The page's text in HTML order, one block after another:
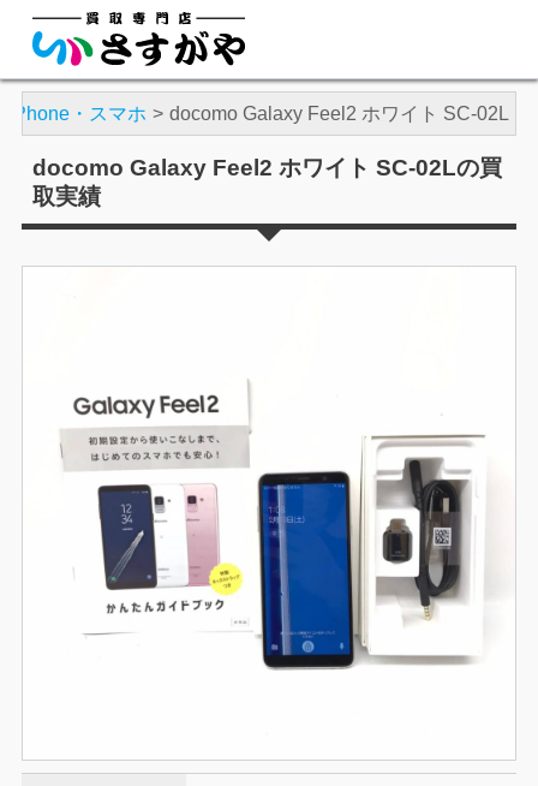
iPhone・スマホ docomo Galaxy Feel2 ホワイト SC-02L
docomo Galaxy Feel2 ホワイト SC-02Lの買
取実績